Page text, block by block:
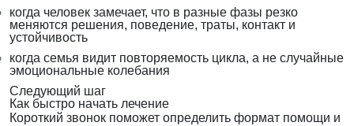
когда человек замечает, что в разные фазы резко
меняются решения, поведение, траты, контакт и
устойчивость
когда семья видит повторяемость цикла, а не случайные
эмоциональные колебания
Следующий шаг
Как быстро начать лечение
Короткий звонок поможет определить формат помощи и